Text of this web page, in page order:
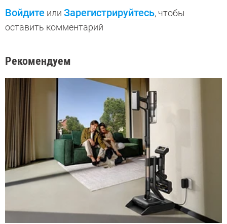
Войдите или Зарегистрируйтесь, чтобы
оставить комментарий
Рекомендуем